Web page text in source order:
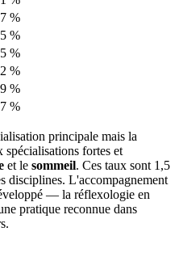
%
%
%
%
%
%
principale mais la
fortes et
et le sommeil. Ces taux sont 1,5
disciplines. L'accompagnement
— la réflexologie en
pratique reconnue dans